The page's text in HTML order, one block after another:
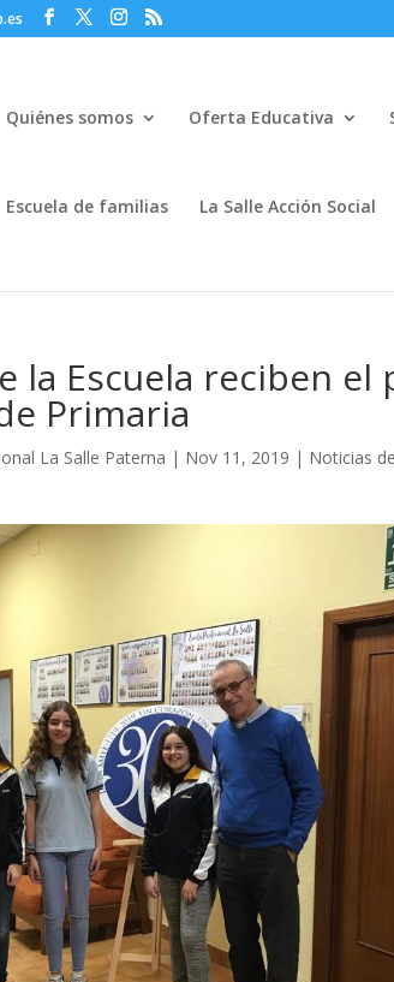
Quiénes somos Oferta Educativa
Escuela de familias La Salle Acción Social
la Escuela reciben el
Primaria
La Salle Paterna | Nov 11, 2019 | Noticias